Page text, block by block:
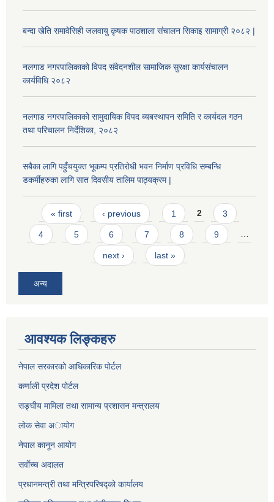
बन्दा खेति समावेसिही जलवायु कृषक पाठशाला संचालन सिकाइ सामाग्री २०८२ |
नलगाड नगरपालिकाको विपद संवेदनशील सामाजिक सुरक्षा कार्यसंचालन
कार्यविधि २०८२
नलगाड नगरपालिकाको सामुदायिक विपद ब्यबस्थापन समिति र कार्यदल गठन
तथा परिचालन निर्देशिका, २०८२
सबैका लागि पहुँचयुक्त भूकम्प प्रतिरोधी भवन निर्माण प्रविधि सम्बन्धि
डकर्मीहरुका लागि सात दिवसीय तालिम पाठ्यक्रम |
Pages
« first ‹ previous 1 2 3
4 5 6 7 8 9 …
next › last »
अन्य
आवश्यक लिङ्कहरु
नेपाल सरकारको आधिकारिक पोर्टल
कर्णाली प्रदेश पोर्टल
सङ्घीय मामिला तथा सामान्य प्रशासन मन्त्रालय
लाेक सेवा अायाेग
नेपाल कानून आयोग
सर्वाेच्च अदालत
प्रधानमन्त्री तथा मन्त्रिपरिषद्को कार्यालय